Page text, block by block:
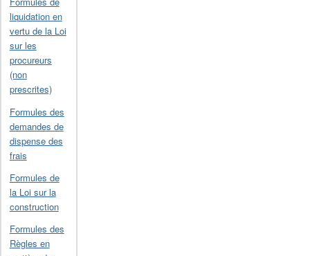
liquidation en
vertu de la Loi
sur les
procureurs
(non
prescrites)
Formules des
demandes de
dispense des
frais
Formules de
la Loi sur la
construction
Formules des
Règles en